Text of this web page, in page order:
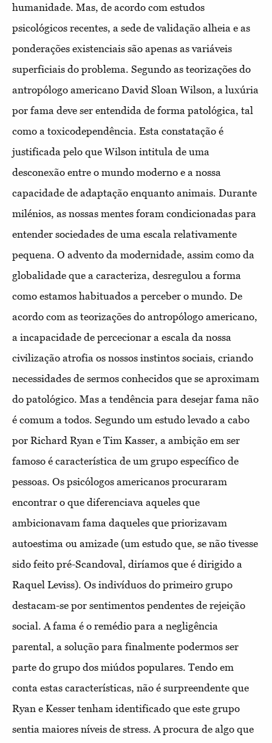
humanidade. Mas, de acordo com estudos
psicológicos recentes, a sede de validação alheia e as
ponderações existenciais são apenas as variáveis
superficiais do problema. Segundo as teorizações do
antropólogo americano David Sloan Wilson, a luxúria
por fama deve ser entendida de forma patológica, tal
como a toxicodependência. Esta constatação é
justificada pelo que Wilson intitula de uma
desconexão entre o mundo moderno e a nossa
capacidade de adaptação enquanto animais. Durante
milénios, as nossas mentes foram condicionadas para
entender sociedades de uma escala relativamente
pequena. O advento da modernidade, assim como da
globalidade que a caracteriza, desregulou a forma
como estamos habituados a perceber o mundo. De
acordo com as teorizações do antropólogo americano,
a incapacidade de percecionar a escala da nossa
civilização atrofia os nossos instintos sociais, criando
necessidades de sermos conhecidos que se aproximam
do patológico. Mas a tendência para desejar fama não
é comum a todos. Segundo um estudo levado a cabo
por Richard Ryan e Tim Kasser, a ambição em ser
famoso é característica de um grupo específico de
pessoas. Os psicólogos americanos procuraram
encontrar o que diferenciava aqueles que
ambicionavam fama daqueles que priorizavam
autoestima ou amizade (um estudo que, se não tivesse
sido feito pré-Scandoval, diríamos que é dirigido a
Raquel Leviss). Os indivíduos do primeiro grupo
destacam-se por sentimentos pendentes de rejeição
social. A fama é o remédio para a negligência
parental, a solução para finalmente podermos ser
parte do grupo dos miúdos populares. Tendo em
conta estas características, não é surpreendente que
Ryan e Kesser tenham identificado que este grupo
sentia maiores níveis de stress. A procura de algo que